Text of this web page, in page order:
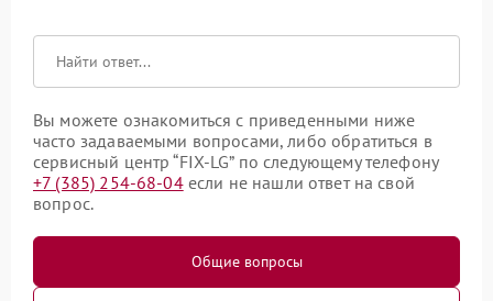
Вы можете ознакомиться с приведенными ниже
часто задаваемыми вопросами, либо обратиться в
сервисный центр “FIX-LG” по следующему телефону
+7 (385) 254-68-04если не нашли ответ на свой
вопрос.
Общие вопросы